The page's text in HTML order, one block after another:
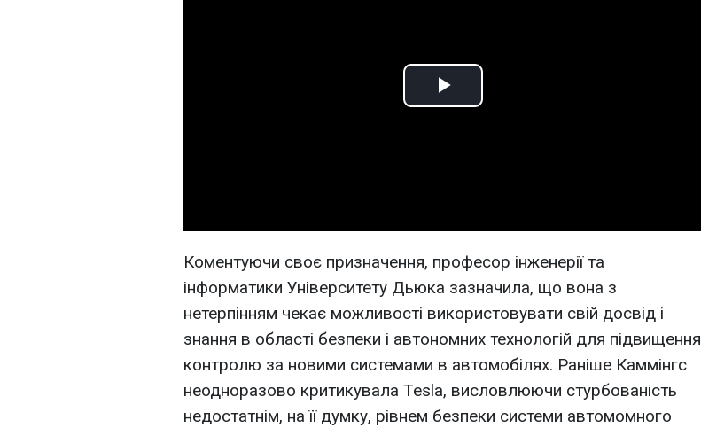
Play
Коментуючи своє призначення, професор інженерії та
інформатики Університету Дьюка зазначила, що вона з
нетерпінням чекає можливості використовувати свій досвід і
знання в області безпеки і автономних технологій для підвищення
контролю за новими системами в автомобілях. Раніше Каммінгс
неодноразово критикувала Tesla, висловлюючи стурбованість
недостатнім, на її думку, рівнем безпеки системи автомомного